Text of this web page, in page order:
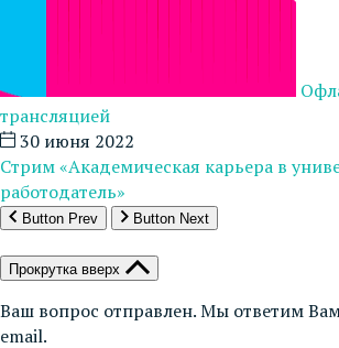
трансляцией
30 июня 2022
Стрим «Академическая карьера в
работодатель»
Button Prev Button Next
Прокрутка вверх
Ваш вопрос отправлен. Мы ответим
email.